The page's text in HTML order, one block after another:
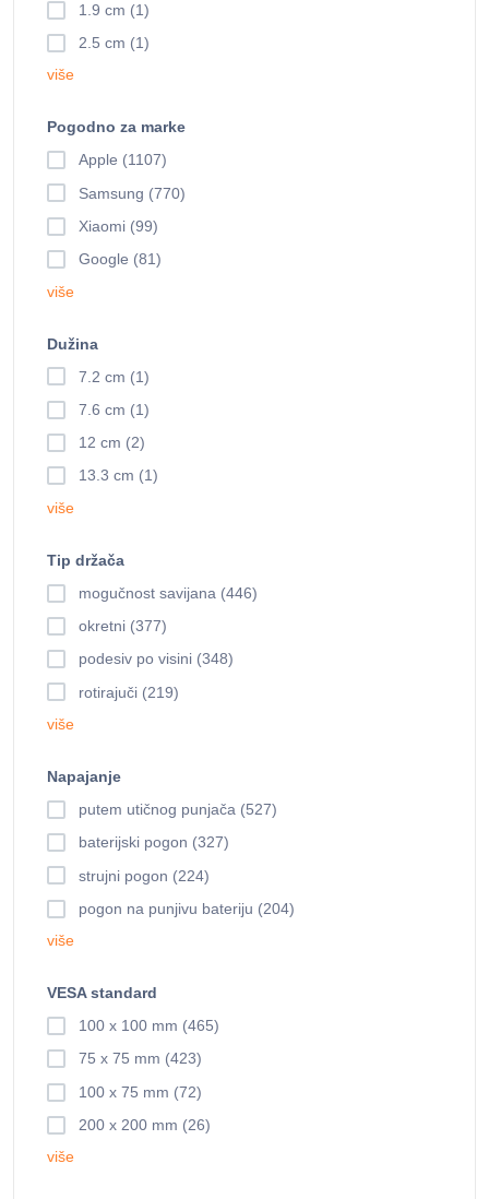
1.9 cm (1)
2.5 cm (1)
više
Pogodno za marke
Apple (1107)
Samsung (770)
Xiaomi (99)
Google (81)
više
Dužina
7.2 cm (1)
7.6 cm (1)
12 cm (2)
13.3 cm (1)
više
Tip držača
mogučnost savijana (446)
okretni (377)
podesiv po visini (348)
rotirajuči (219)
više
Napajanje
putem utičnog punjača (527)
baterijski pogon (327)
strujni pogon (224)
pogon na punjivu bateriju (204)
više
VESA standard
100 x 100 mm (465)
75 x 75 mm (423)
100 x 75 mm (72)
200 x 200 mm (26)
više